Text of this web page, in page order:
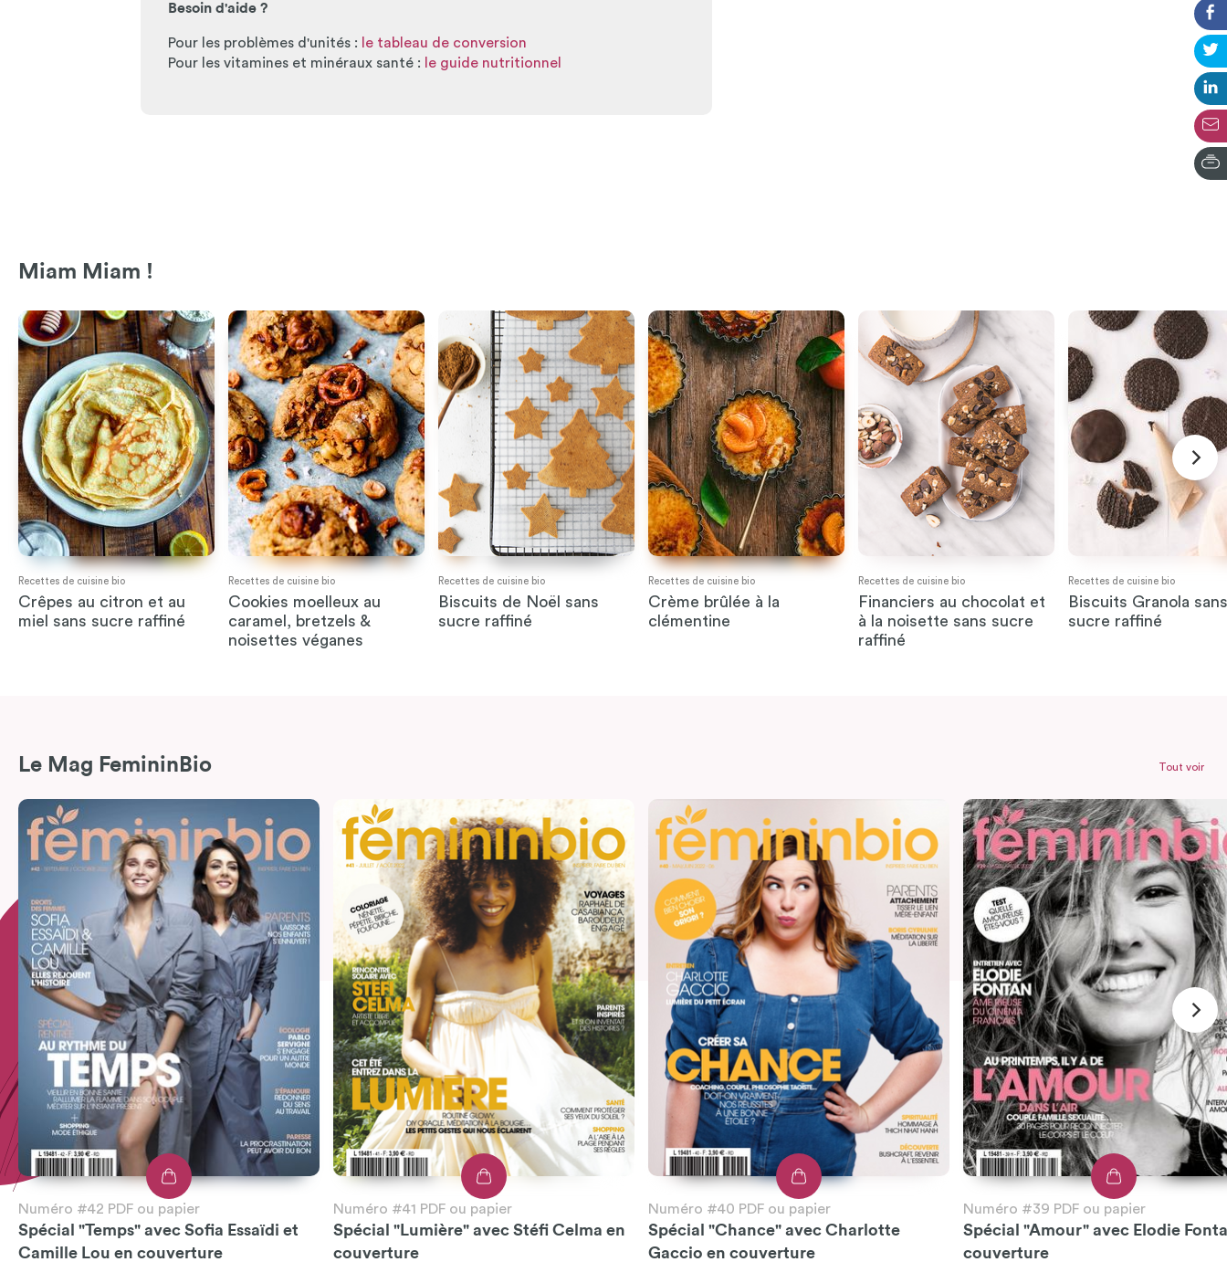
Besoin d'aide ?
Pour les problèmes d'unités :
le tableau de conversion
Pour les vitamines et minéraux santé :
le guide nutritionnel
Miam Miam !
Recettes de cuisine bio
Crêpes au citron et au
miel sans sucre raffiné
Recettes de cuisine bio
Cookies moelleux au
caramel, bretzels &
noisettes véganes
Recettes de cuisine bio
Biscuits de Noël sans
sucre raffiné
Recettes de cuisine bio
Crème brûlée à la
clémentine
Recettes de cuisine bio
Financiers au chocolat et
à la noisette sans sucre
raffiné
Recettes de cuisine bio
Biscuits Granola sans
sucre raffiné
Le Mag FemininBio
Numéro #42 PDF ou papier
Spécial "Temps" avec Sofia Essaïdi et
Camille Lou en couverture
Numéro #41 PDF ou papier
Spécial "Lumière" avec Stéfi Celma en
couverture
Numéro #40 PDF ou papier
Spécial "Chance" avec Charlotte
Gaccio en couverture
Numéro #39 PDF ou papier
Spécial "Amour" avec Elodie
couverture
Tout voir